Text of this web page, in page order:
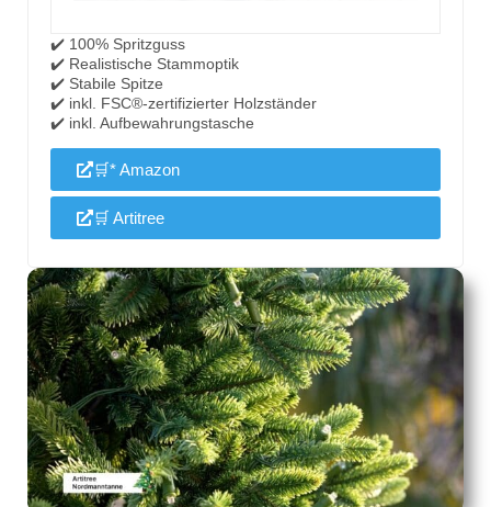
✔️ 100% Spritzguss
✔️ Realistische Stammoptik
✔️ Stabile Spitze
✔️ inkl. FSC®-zertifizierter Holzständer
✔️ inkl. Aufbewahrungstasche
🛒* Amazon
🛒 Artitree